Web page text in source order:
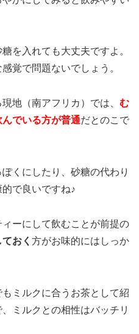
を入れても大丈夫ですよ。
覚で問題ないでしょう。
地（南アフリカ）では、 む
でいる方が普通だとのこで
くにしたり、砂糖の代わり
で良いですね♪
ーにして飲むことが前提の
おく 方がお味的にはしっか
もミルクに合うお茶として紹
ミルクとの相性はバッチリ